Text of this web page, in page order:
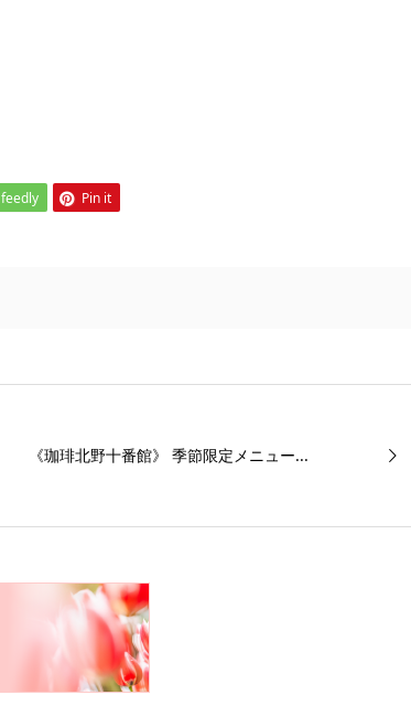
feedly Pin it
《珈琲北野十番館》 季節限定メニュー...